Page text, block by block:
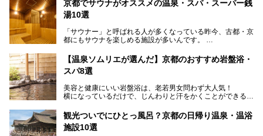
───
この記事は京都府舞鶴市のPR記事です。
今回は、そんな京都府で2025年現在おすすめのスーパー銭
湯を紹介します。
部でレジャー気分を満喫できる温泉施設まで、好みのスーパ
ー銭湯を探してみてくださいね。
京都でサウナがオススメの温泉・スパ・スーパー銭
湯10選
「サウナー」と呼ばれる人が多くなっている昨今、古都・京
都にもサウナを楽しめる施設が多いんです。
自分の好きなサウナを探すのもいいですが、さまざまなサウ
ナを体感してみたいですよね。
のある温浴施設を紹介します。
ウナを楽しみましょう！
【温泉ソムリエが選んだ】京都のおすすめ岩盤浴・
スパ8選
美容と健康にいい岩盤浴は、老若男女問わず大人気！
横になっているだけで、じんわりと汗をかくことができるの
地元の方はもちろん、旅先としても人気の京都。
観光のついでに岩盤浴のある温泉に浸かってリフレッシュす
観光ついでにひとっ風呂？京都の日帰り温泉・温浴
施設10選